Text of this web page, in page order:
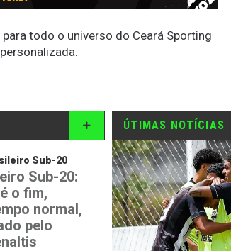
para todo o universo do Ceará Sporting
Sub-20
Sub-20:
o fim,
normal,
pelo
ÚTIMAS NOTÍCIAS